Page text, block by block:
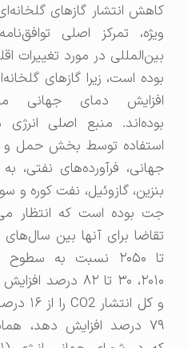
کاهش انتشار گازهای گلخانه‌ای، به
ویژه، تمرکز اصلی توافق‌نامه‌های
بین‌المللی در مورد تغییرات اقلیمی
بوده است، زیرا گازهای گلخانه‌ای با
افزایش دمای جهانی مرتبط
بوده‌اند. منبع اصلی انرژی مورد
استفاده توسط بخش حمل و نقل
جهانی، فرآورده‌های نفتی، به ویژه
بنزین، گازوئیل، نفت کوره و سوخت
جت بوده است که انتظار می‌رود
تقاضا برای آنها بین سال‌های ۲۰۱۰
تا ۲۰۵۰ نسبت به سطوح سال
۲۰۱۰، ۳۰ تا ۸۲ درصد افزایش یابد
و کل انتشار CO2 را از ۱۶ درصد به
۷۹ درصد افزایش دهد، همانطور